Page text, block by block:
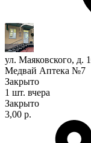
ул. Маяковского,
Медвай Аптека №7
Закрыто
1 шт. вчера
Закрыто
3,00 р.